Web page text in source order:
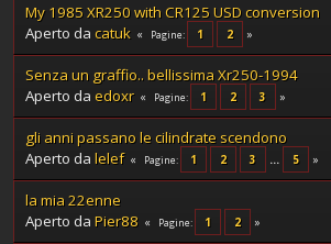
My 1985 XR250 with CR125 USD conversion
Aperto da catuk Pagine 1 2
Senza un graffio.. bellissima Xr250-1994
Aperto da edoxr Pagine 1 2 3
gli anni passano le cilindrate scendono
Aperto da lelef Pagine 1 2 3 ... 5
la mia 22enne
Aperto da Pier88 Pagine 1 2